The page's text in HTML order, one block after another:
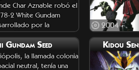
Char Aznable robó el
78-2 White Gundam
por la
Terrestre
2004
Gundam Seed
la llamada colonia
neutral, tenía una
Kidou